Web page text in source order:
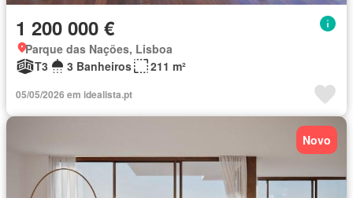
1 200 000 €
Parque das Nações, Lisboa
T3
3 Banheiros 211 m²
05/05/2026 em idealista.pt
Novo